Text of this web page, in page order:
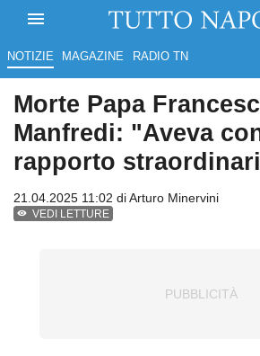
NOTIZIE MAGAZINE RADIO TN
Morte Papa
Manfredi: "Aveva
rapporto
21.04.2025 11:02 diArturo Minervini
VEDI LETTURE